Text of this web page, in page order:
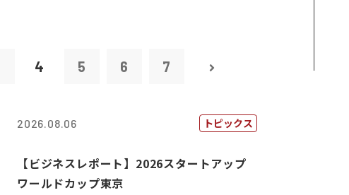
4 5 6 7
2026.08.06 トピックス
【ビジネスレポート】2026スタートアップ
ワールドカップ東京